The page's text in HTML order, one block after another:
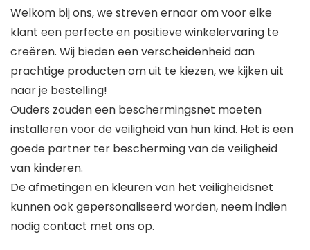
Welkom bij ons, we streven ernaar om voor elke
klant een perfecte en positieve winkelervaring te
creëren. Wij bieden een verscheidenheid aan
prachtige producten om uit te kiezen, we kijken uit
naar je bestelling!
Ouders zouden een beschermingsnet moeten
installeren voor de veiligheid van hun kind. Het is een
goede partner ter bescherming van de veiligheid
van kinderen.
De afmetingen en kleuren van het veiligheidsnet
kunnen ook gepersonaliseerd worden, neem indien
nodig contact met ons op.